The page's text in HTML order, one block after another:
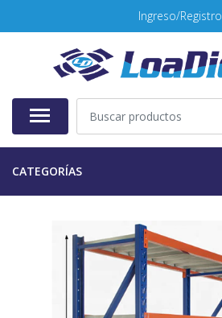
Ingreso/Registro
CATEGORÍAS